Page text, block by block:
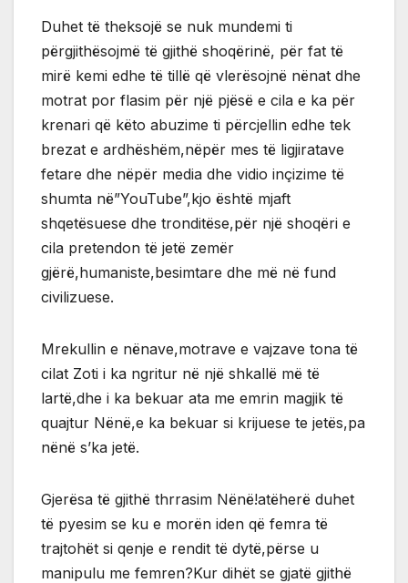
Duhet të theksojë se nuk mundemi ti
përgjithësojmë të gjithë shoqërinë, për fat të
mirë kemi edhe të tillë që vlerësojnë nënat dhe
motrat por flasim për një pjësë e cila e ka për
krenari që këto abuzime ti përcjellin edhe tek
brezat e ardhëshëm,nëpër mes të ligjiratave
fetare dhe nëpër media dhe vidio inçizime të
shumta në”YouTube”,kjo është mjaft
shqetësuese dhe tronditëse,për një shoqëri e
cila pretendon të jetë zemër
gjërë,humaniste,besimtare dhe më në fund
civilizuese.
Mrekullin e nënave,motrave e vajzave tona të
cilat Zoti i ka ngritur në një shkallë më të
lartë,dhe i ka bekuar ata me emrin magjik të
quajtur Nënë,e ka bekuar si krijuese te jetës,pa
nënë s’ka jetë.
Gjerësa të gjithë thrrasim Nënë!atëherë duhet
të pyesim se ku e morën iden që femra të
trajtohët si qenje e rendit të dytë,përse u
manipulu me femren?Kur dihët se gjatë gjithë